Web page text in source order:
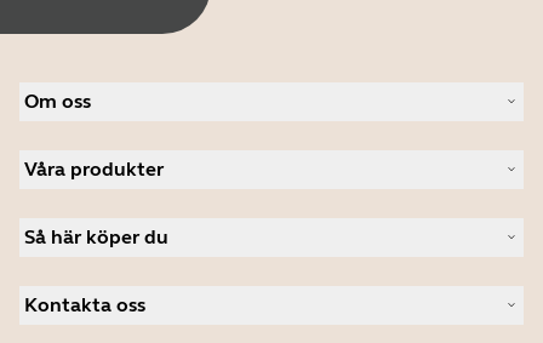
Om oss
Lediga jobb
Nyheter och pressmeddelanden
Läs vår blogg
Fallstudier
Våra produkter
Konferenshögtalare
Personliga kameror
Programvara
Så här köper du
Hitta distributör
Kontakta oss